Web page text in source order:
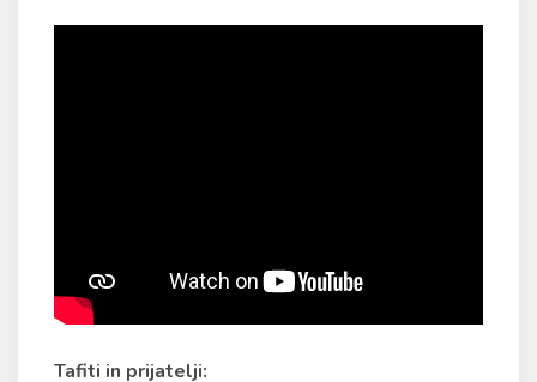
Tafiti in prijatelji: